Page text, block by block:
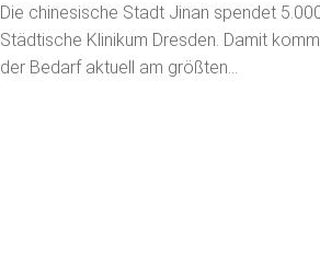
Die chinesische Stadt Jinan spendet
Städtische Klinikum Dresden. Damit
der Bedarf aktuell am größten...